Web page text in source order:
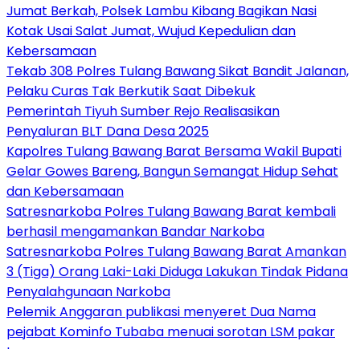
Jumat Berkah, Polsek Lambu Kibang Bagikan Nasi
Kotak Usai Salat Jumat, Wujud Kepedulian dan
Kebersamaan
Tekab 308 Polres Tulang Bawang Sikat Bandit Jalanan,
Pelaku Curas Tak Berkutik Saat Dibekuk
Pemerintah Tiyuh Sumber Rejo Realisasikan
Penyaluran BLT Dana Desa 2025
Kapolres Tulang Bawang Barat Bersama Wakil Bupati
Gelar Gowes Bareng, Bangun Semangat Hidup Sehat
dan Kebersamaan
Satresnarkoba Polres Tulang Bawang Barat kembali
berhasil mengamankan Bandar Narkoba
Satresnarkoba Polres Tulang Bawang Barat Amankan
3 (Tiga) Orang Laki-Laki Diduga Lakukan Tindak Pidana
Penyalahgunaan Narkoba
Pelemik Anggaran publikasi menyeret Dua Nama
pejabat Kominfo Tubaba menuai sorotan LSM pakar